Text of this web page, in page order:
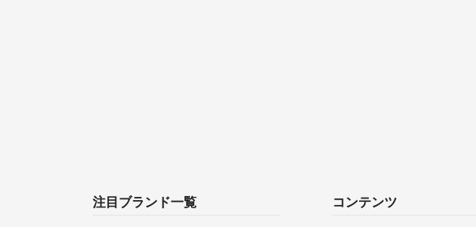
注目ブランド一覧 コンテンツ